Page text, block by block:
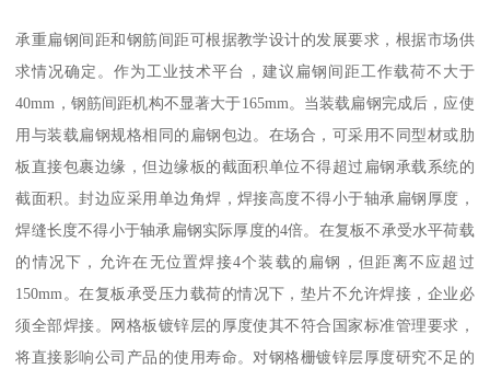
承重扁钢间距和钢筋间距可根据教学设计的发展要求，根据市场供
求情况确定。作为工业技术平台，建议扁钢间距工作载荷不大于
40mm，钢筋间距机构不显著大于165mm。当装载扁钢完成后，应使
用与装载扁钢规格相同的扁钢包边。在场合，可采用不同型材或肋
板直接包裹边缘，但边缘板的截面积单位不得超过扁钢承载系统的
截面积。封边应采用单边角焊，焊接高度不得小于轴承扁钢厚度，
焊缝长度不得小于轴承扁钢实际厚度的4倍。在复板不承受水平荷载
的情况下，允许在无位置焊接4个装载的扁钢，但距离不应超过
150mm。在复板承受压力载荷的情况下，垫片不允许焊接，企业必
须全部焊接。网格板镀锌层的厚度使其不符合国家标准管理要求，
将直接影响公司产品的使用寿命。对钢格栅镀锌层厚度研究不足的